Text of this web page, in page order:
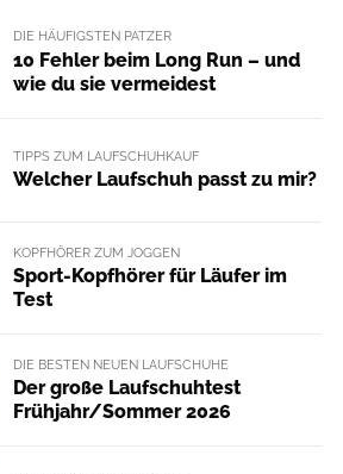
DIE HÄUFIGSTEN PATZER
10 Fehler beim Long Run – und
wie du sie vermeidest
TIPPS ZUM LAUFSCHUHKAUF
Welcher Laufschuh passt zu mir?
KOPFHÖRER ZUM JOGGEN
Sport-Kopfhörer für Läufer im
Test
DIE BESTEN NEUEN LAUFSCHUHE
Der große Laufschuhtest
Frühjahr/Sommer 2026